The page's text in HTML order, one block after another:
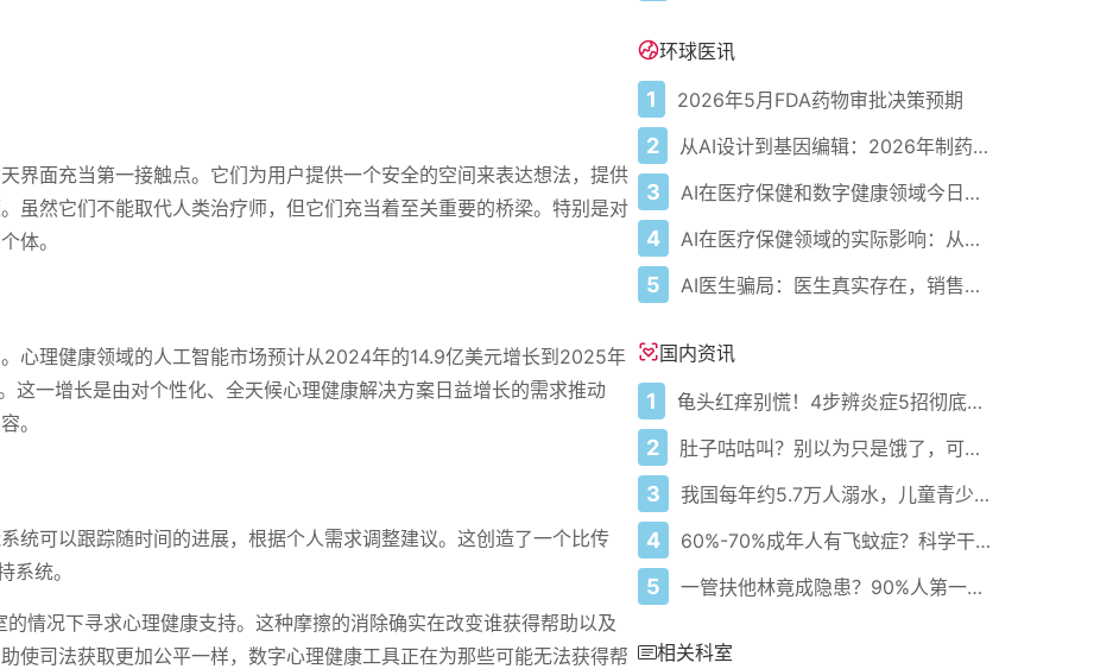
界面充当第一接触点。它们为用户提供一个安全的空间来表达想法，提供
虽然它们不能取代人类治疗师，但它们充当着至关重要的桥梁。特别是对
体。
心理健康领域的人工智能市场预计从2024年的14.9亿美元增长到2025年
这一增长是由对个性化、全天候心理健康解决方案日益增长的需求推动
。
统可以跟踪随时间的进展，根据个人需求调整建议。这创造了一个比传
系统。
情况下寻求心理健康支持。这种摩擦的消除确实在改变谁获得帮助以及
使司法获取更加公平一样，数字心理健康工具正在为那些可能无法获得帮
环球医讯
1 2026年5月FDA药物审批决策预期
2 从AI设计到基因编辑：2026年制药领域重大突破
3 AI在医疗保健和数字健康领域今日动态——2026年5月4日
4 AI在医疗保健领域的实际影响：从数据到诊断及更远
5 AI医生骗局：医生真实存在，销售话术却是假的
国内资讯
1 龟头红痒别慌！4步辨炎症5招彻底防复发
2 肚子咕咕叫？别以为只是饿了，可能是身体在求救！
3 我国每年约5.7万人溺水，儿童青少年占比超56%！
4 60%-70%成年人有飞蚊症？科学干预缓解率超70%！
5 一管扶他林竟成隐患？90%人第一步就错了！
相关科室